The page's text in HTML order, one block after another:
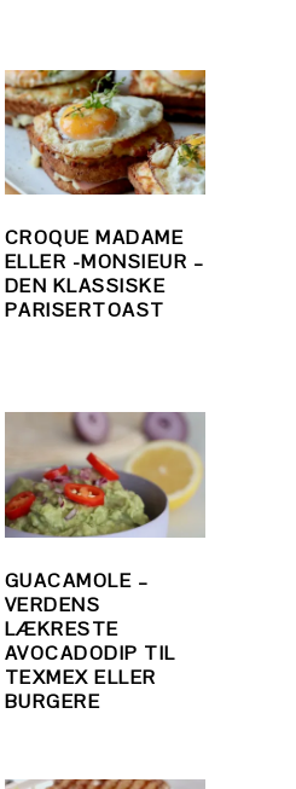
CROQUE MADAME
ELLER -MONSIEUR –
DEN KLASSISKE
PARISERTOAST
GUACAMOLE –
VERDENS
LÆKRESTE
AVOCADODIP TIL
TEXMEX ELLER
BURGERE